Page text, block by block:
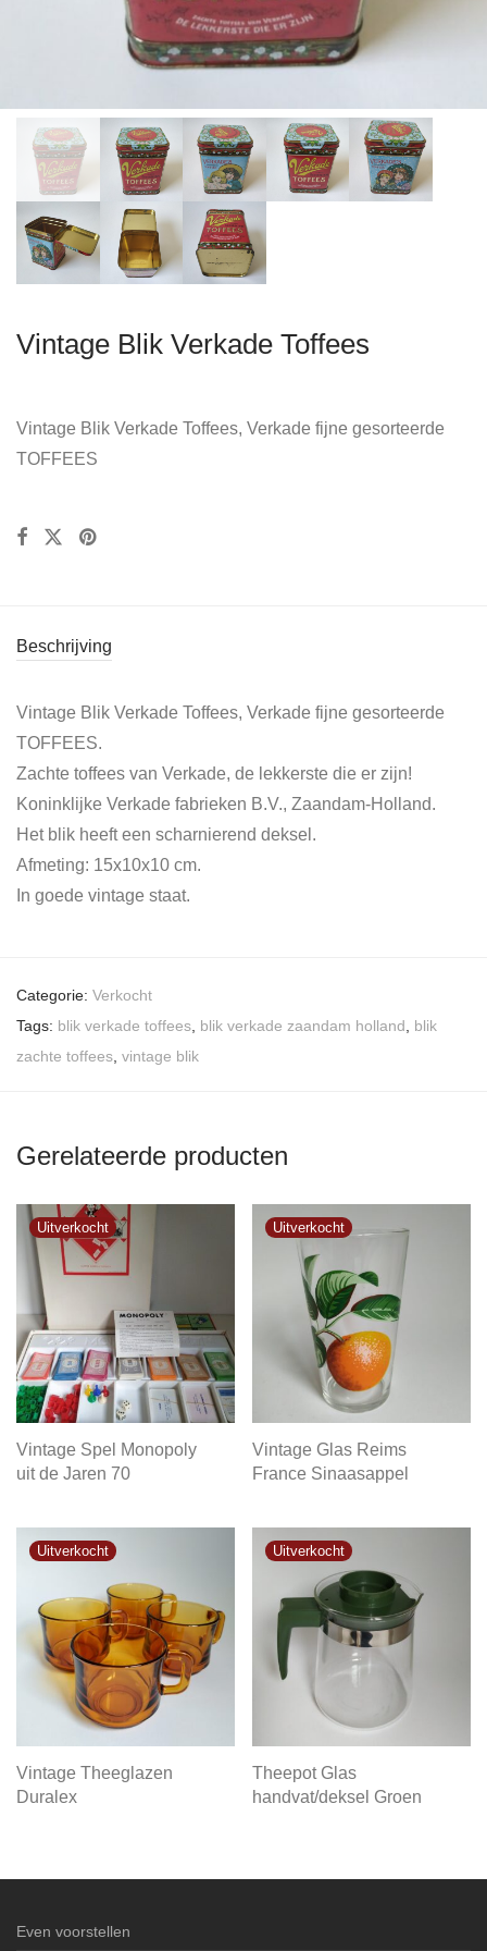
Vintage Blik Verkade Toffees
Vintage Blik Verkade Toffees, Verkade fijne gesorteerde
TOFFEES
Beschrijving
Vintage Blik Verkade Toffees, Verkade fijne gesorteerde
TOFFEES.
Zachte toffees van Verkade, de lekkerste die er zijn!
Koninklijke Verkade fabrieken B.V., Zaandam-Holland.
Het blik heeft een scharnierend deksel.
Afmeting: 15x10x10 cm.
In goede vintage staat.
Categorie: Verkocht
Tags: blik verkade toffees blik verkade zaandam holland
blik
zachte toffees vintage blik
Gerelateerde producten
Vintage Spel Monopoly
uit de Jaren 70
Vintage Glas Reims
France Sinaasappel
Vintage Theeglazen
Duralex
Theepot Glas
handvat/deksel Groen
Even voorstellen